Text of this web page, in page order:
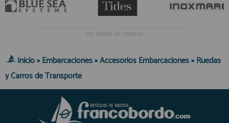
ver todas las marcas
Inicio»Embarcaciones»Accesorios Embarcaciones»Ruedas
y Carros de Transporte